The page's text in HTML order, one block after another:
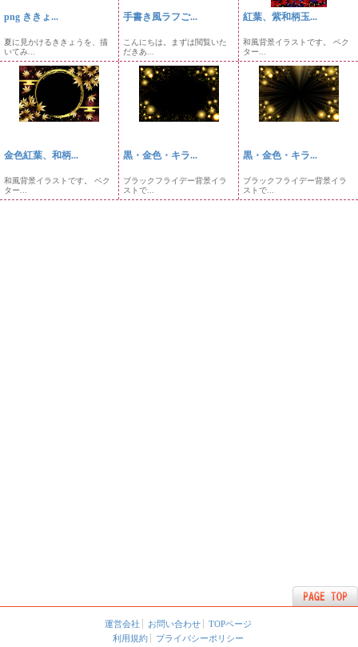
png ききょ...
夏に見かけるききょうを、描
いてみ...
手書き風ラフご...
こんにちは。まずは閲覧いた
だきあ...
紅葉、紫和柄玉...
和風背景イラストです。 ベク
ター...
金色紅葉、和柄...
和風背景イラストです。 ベク
ター...
黒・金色・キラ...
ブラックフライデー背景イラ
ストで...
黒・金色・キラ...
ブラックフライデー背景イラ
ストで...
運営会社 お問い合わせ
TOPページ
利用規約
プライバシーポリシー